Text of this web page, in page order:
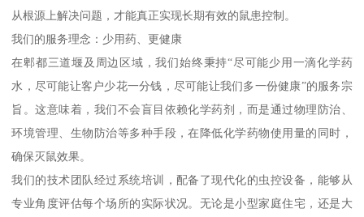
从根源上解决问题，才能真正实现长期有效的鼠患控制。
我们的服务理念：少用药、更健康
在郫都三道堰及周边区域，我们始终秉持“尽可能少用一滴化学药
水，尽可能让客户少花一分钱，尽可能让我们多一份健康”的服务宗
旨。这意味着，我们不会盲目依赖化学药剂，而是通过物理防治、
环境管理、生物防治等多种手段，在降低化学药物使用量的同时，
确保灭鼠效果。
我们的技术团队经过系统培训，配备了现代化的虫控设备，能够从
专业角度评估每个场所的实际状况。无论是小型家庭住宅，还是大